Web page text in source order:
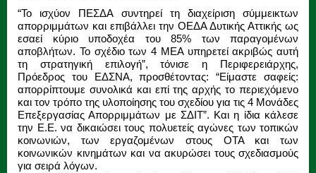
“Το ισχύον ΠΕΣΔΑ συντηρεί τη διαχείριση σύμμεικτων
απορριμμάτων και επιβάλλει την ΟΕΔΑ Δυτικής Αττικής ως
εσαεί κύριο υποδοχέα του 85% των παραγομένων
αποβλήτων. Το σχέδιο των 4 ΜΕΑ υπηρετεί ακριβώς αυτή
τη στρατηγική επιλογή”, τόνισε η Περιφερειάρχης,
Πρόεδρος του ΕΔΣΝΑ, προσθέτοντας: “Είμαστε σαφείς:
απορρίπτουμε συνολικά και επί της αρχής το περιεχόμενο
και τον τρόπο της υλοποίησης του σχεδίου για τις 4 Μονάδες
Επεξεργασίας Απορριμμάτων με ΣΔΙΤ”. Και η ίδια κάλεσε
την Ε.Ε. να δικαιώσει τους πολυετείς αγώνες των τοπικών
κοινωνιών, των εργαζομένων στους ΟΤΑ και των
κοινωνικών κινημάτων και να ακυρώσει τους σχεδιασμούς
για σειρά λόγων.